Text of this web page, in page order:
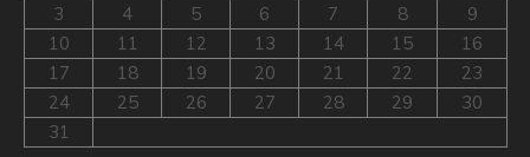
3
4 5 6 7 8
9
10
11 12 13 14 15
16
17
18 19 20 21 22
23
24
25 26 27 28 29
30
31